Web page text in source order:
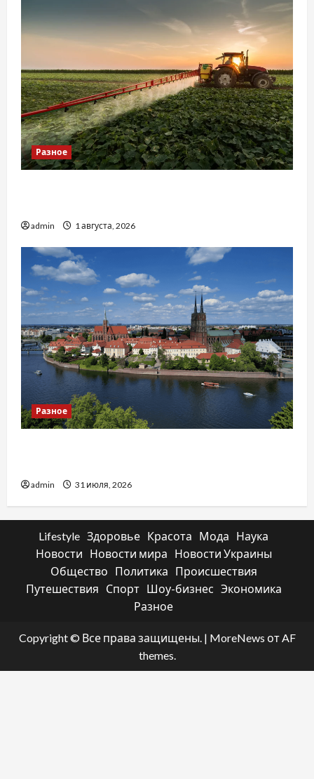
Разное
admin 1 августа, 2026
Разное
admin 31 июля, 2026
Lifestyle Здоровье Красота Мода
Наука
Новости
Новости мира
Новости Украины
Общество
Политика
Происшествия
Путешествия
Спорт Шоу-бизнес Экономика
Разное
Copyright © Все права защищены. | MoreNews от AF
themes.